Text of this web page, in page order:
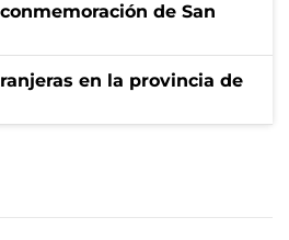
de San
en la provincia de